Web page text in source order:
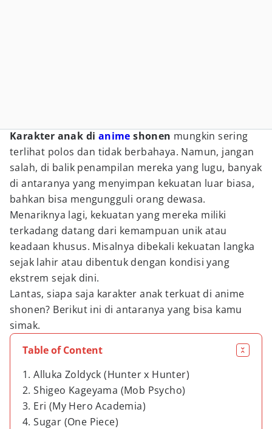
Karakter anak di anime shonen mungkin sering
terlihat polos dan tidak berbahaya. Namun, jangan
salah, di balik penampilan mereka yang lugu, banyak
di antaranya yang menyimpan kekuatan luar biasa,
bahkan bisa mengungguli orang dewasa.
Menariknya lagi, kekuatan yang mereka miliki
terkadang datang dari kemampuan unik atau
keadaan khusus. Misalnya dibekali kekuatan langka
sejak lahir atau dibentuk dengan kondisi yang
ekstrem sejak dini.
Lantas, siapa saja karakter anak terkuat di anime
shonen? Berikut ini di antaranya yang bisa kamu
simak.
Table of Content
1. Alluka Zoldyck (Hunter x Hunter)
2. Shigeo Kageyama (Mob Psycho)
3. Eri (My Hero Academia)
4. Sugar (One Piece)